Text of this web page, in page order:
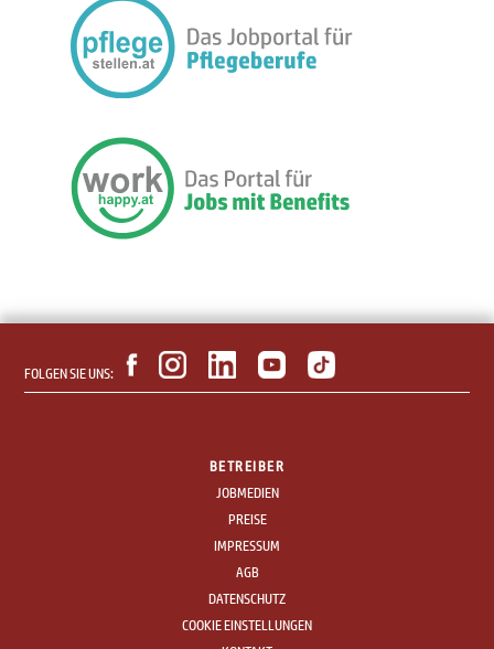
FOLGEN SIE UNS:
BETREIBER
JOBMEDIEN
PREISE
IMPRESSUM
AGB
DATENSCHUTZ
COOKIE EINSTELLUNGEN